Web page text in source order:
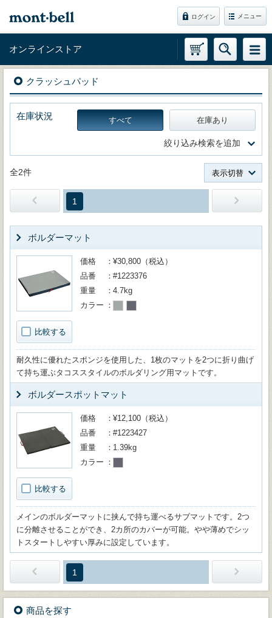
ログイン メニュー
オンラインストア
クラッシュパッド
在庫状況 すべて 在庫あり
絞り込み検索を追加
全2件 表示切替
1
ボルダーマット
比較する
価格
¥30,800（税込）
品番
#1223376
重量
4.7kg
カラー
耐久性に優れたスポンジを使用した、1枚のマットを2つに折り曲げ
て持ち運ぶタコススタイルのボルダリング用マットです。
ボルダースポットマット
比較する
価格
¥12,100（税込）
品番
#1223427
重量
1.39kg
カラー
メインのボルダーマットに挟んで持ち運べるサブマットです。2つ
に分離させることができ、2カ所のカバーが可能。やや薄めでシッ
トスタートしやすい厚みに設定しています。
1
商品を探す